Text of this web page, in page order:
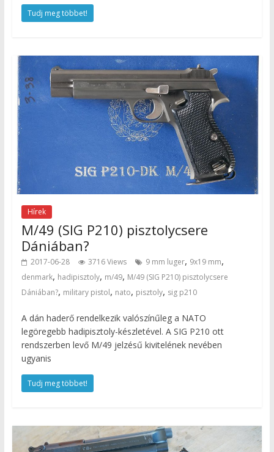
Tudj meg többet!
Hírek
M/49 (SIG P210) pisztolycsere
Dániában?
2017-06-28 3716 Views 9 mm luger, 9x19 mm,
denmark, hadipisztoly, m/49, M/49 (SIG P210) pisztolycsere
Dániában?, military pistol, nato, pisztoly, sig p210
A dán haderő rendelkezik valószínűleg a NATO
legöregebb hadipisztoly-készletével. A SIG P210 ott
rendszerben levő M/49 jelzésű kivitelének nevében
ugyanis
Tudj meg többet!